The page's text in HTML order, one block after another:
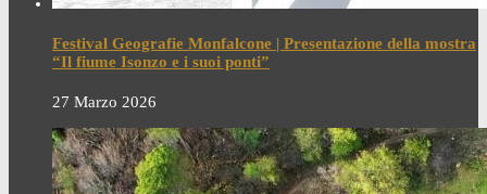
Festival Geografie Monfalcone | Presentazione della mostra
“Il fiume Isonzo e i suoi ponti”
27 Marzo 2026